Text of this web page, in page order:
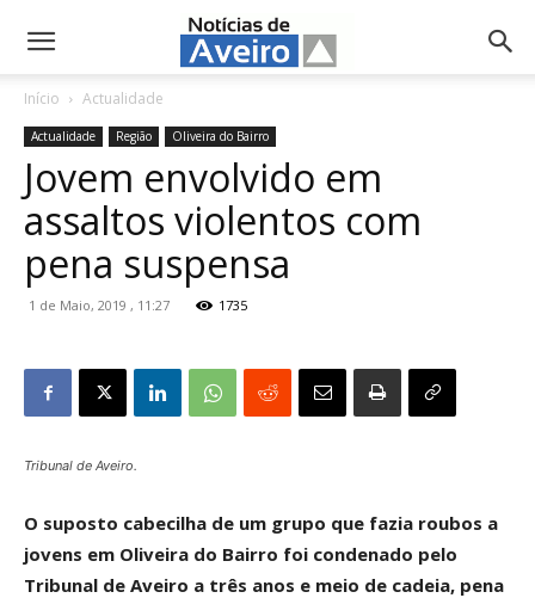
NotíciasdeAveiro.pt
Início Actualidade
Actualidade Região Oliveira do Bairro
Jovem envolvido em
assaltos violentos com
pena suspensa
1 de Maio, 2019 , 11:27 1735
Tribunal de Aveiro.
O suposto cabecilha de um grupo que fazia roubos a
jovens em Oliveira do Bairro foi condenado pelo
Tribunal de Aveiro a três anos e meio de cadeia, pena